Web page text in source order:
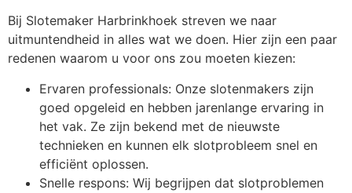
Bij Slotemaker Harbrinkhoek streven we naar
uitmuntendheid in alles wat we doen. Hier zijn een paar
redenen waarom u voor ons zou moeten kiezen:
Ervaren professionals: Onze slotenmakers zijn
goed opgeleid en hebben jarenlange ervaring in
het vak. Ze zijn bekend met de nieuwste
technieken en kunnen elk slotprobleem snel en
efficiënt oplossen.
Snelle respons: Wij begrijpen dat slotproblemen